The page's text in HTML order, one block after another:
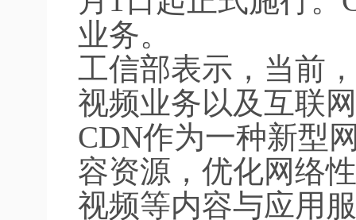
业务。
工信部表示，当前
视频业务以及互联
CDN作为一种新型
容资源，优化网络
视频等内容与应用